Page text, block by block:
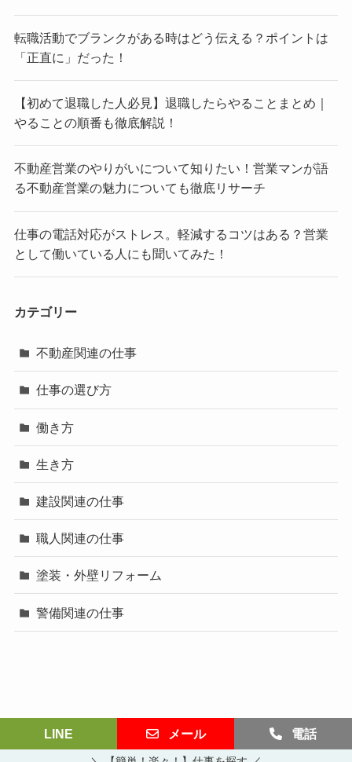
LINE メール 電話
転職活動でブランクがある時はどう伝える？ポイントは
「正直に」だった！
【初めて退職した人必見】退職したらやることまとめ｜
やることの順番も徹底解説！
不動産営業のやりがいについて知りたい！営業マンが語
る不動産営業の魅力についても徹底リサーチ
仕事の電話対応がストレス。軽減するコツはある？営業
として働いている人にも聞いてみた！
カテゴリー
不動産関連の仕事
仕事の選び方
働き方
生き方
建設関連の仕事
職人関連の仕事
塗装・外壁リフォーム
警備関連の仕事
©働き方サイト.